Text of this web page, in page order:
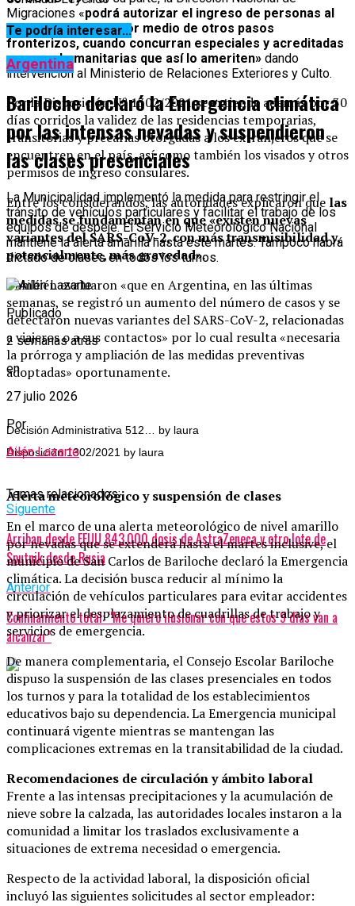
Migraciones «podrá autorizar el ingreso de personas al
territorio nacional por medio de otros pasos
fronterizos, cuando concurran especiales y acreditadas
razones humanitarias que así lo ameriten» dando
intervención al Ministerio de Relaciones Exteriores y Culto.
Por la Disposición Nº 1302/2021 se extiende además por 30
días corridos la validez de las residencias temporarias,
transitorias y precarias otorgadas a los extranjeros que se
encuentren en el país,así como también los visados y otros
permisos de ingreso consulares.
Entre los considerandos, las autoridades explicaron que las
medidas se fundamentan en que «existen nuevas
variantes del SARS-CoV-2, con más transmisibilidad y,
potencialmente, más gravedad».
También evaluaron «que en Argentina, en las últimas
semanas, se registró un aumento del número de casos y se
detectaron nuevas variantes del SARS-CoV-2, relacionadas
a viajeros o a sus contactos» por lo cual resulta «necesaria
la prórroga y ampliación de las medidas preventivas
adoptadas» oportunamente.
Decisión Administrativa 512… by laura
Disposición 1302/2021 by laura
Temas relacionados:
Siguente
Arriban desde EEUU 843.000 dosis de AstraZeneca y otro lote de
Sputnik desde Rusia
Anterior
Confinamiento total: “Me quiero ilusionar con que estos 9 días van a
alcanzar”
Te podría interesar...
Argentina
Bariloche declaró la Emergencia climática
por las intensas nevadas y suspendieron
las clases presenciales
La Municipalidad implementó la medida para restringir el
tránsito de vehículos particulares y facilitar el trabajo de los
equipos de despeje. El Servicio Meteorológico Nacional
mantiene la alerta amarilla hasta este martes. Tampoco habrá
dictado de clases en todos los turnos.
Publicado
2 semanas atrás
en
27 julio 2026
Por
Ailén Lazarte
Alerta meteorológico y suspensión de clases
En el marco de una alerta meteorológico de nivel amarillo
por nevadas que se extenderá hasta el martes inclusive, el
municipio de San Carlos de Bariloche declaró la Emergencia
climática. La decisión busca reducir al mínimo la
circulación de vehículos particulares para evitar accidentes
y priorizar el desplazamiento de cuadrillas de trabajo y
servicios de emergencia.
De manera complementaria, el Consejo Escolar Bariloche
dispuso la suspensión de las clases presenciales en todos
los turnos y para la totalidad de los establecimientos
educativos bajo su dependencia. La Emergencia municipal
continuará vigente mientras se mantengan las
complicaciones extremas en la transitabilidad de la ciudad.
Recomendaciones de circulación y ámbito laboral
Frente a las intensas precipitaciones y la acumulación de
nieve sobre la calzada, las autoridades locales instaron a la
comunidad a limitar los traslados exclusivamente a
situaciones de extrema necesidad o emergencia.
Respecto de la actividad laboral, la disposición oficial
incluyó las siguientes solicitudes al sector empleador: